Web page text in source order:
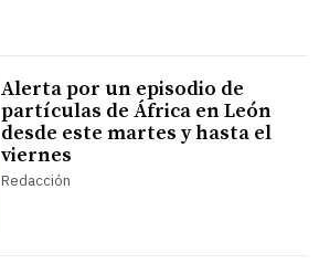
Alerta por un episodio de
partículas de África en León
desde este martes y hasta el
viernes
Redacción